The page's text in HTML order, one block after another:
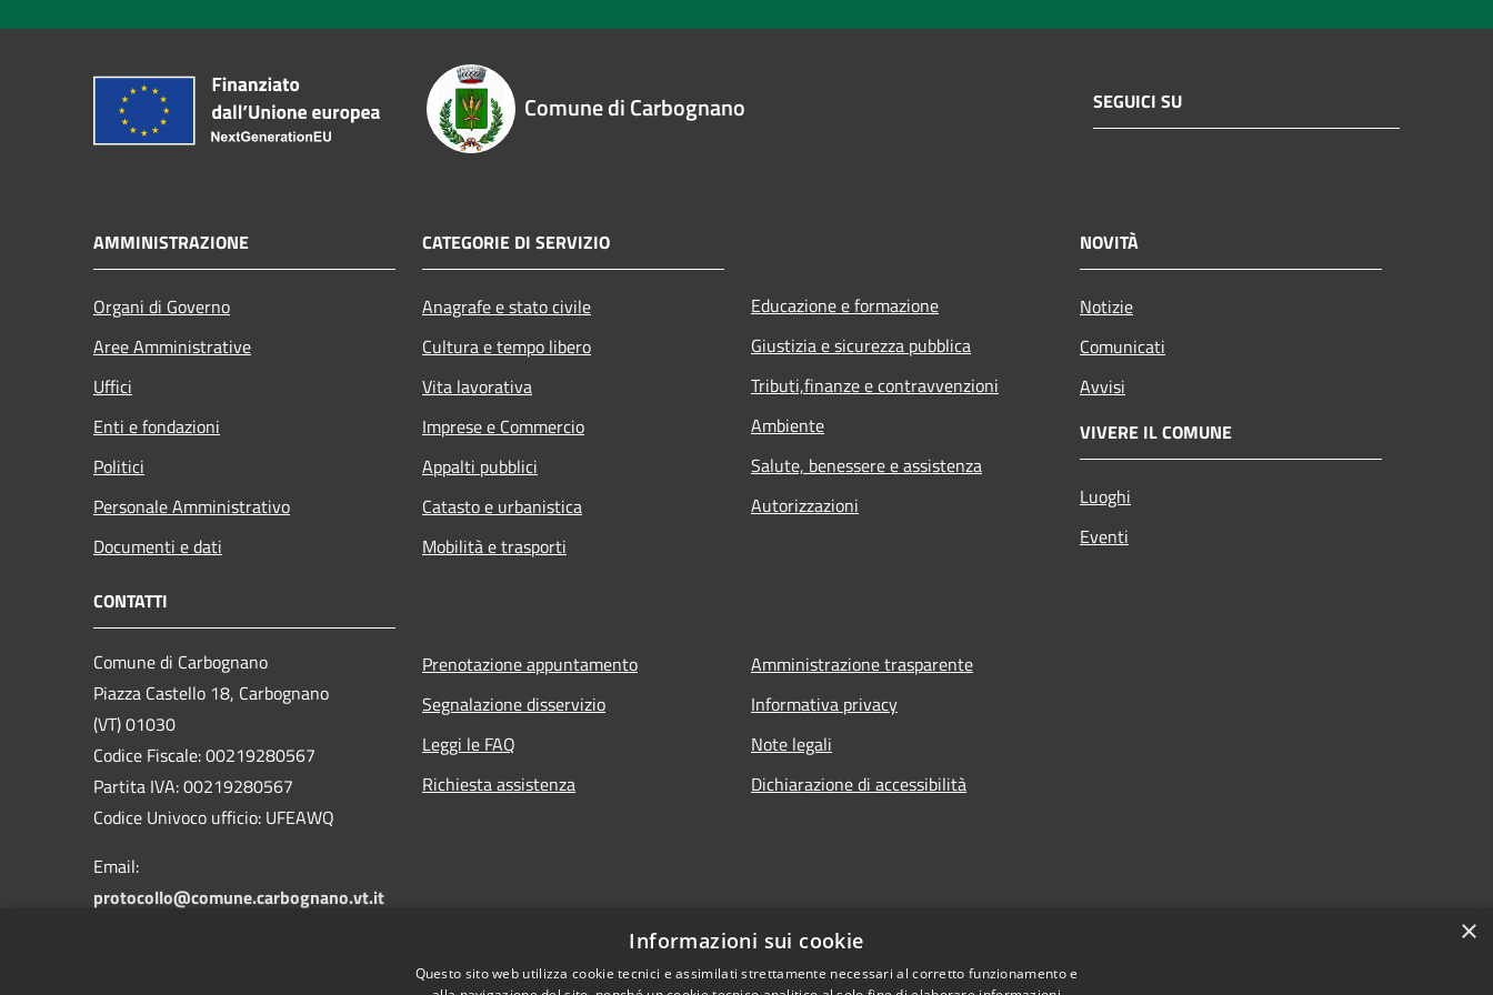
Comune di Carbognano SEGUICI SU
AMMINISTRAZIONE
Organi di Governo
Aree Amministrative
Uffici
Enti e fondazioni
Politici
Personale Amministrativo
Documenti e dati
CATEGORIE DI SERVIZIO
Anagrafe e stato civile
Cultura e tempo libero
Vita lavorativa
Imprese e Commercio
Appalti pubblici
Catasto e urbanistica
Mobilità e trasporti
Educazione e formazione
Giustizia e sicurezza pubblica
Tributi,finanze e contravvenzioni
Ambiente
Salute, benessere e assistenza
Autorizzazioni
NOVITÀ
Notizie
Comunicati
Avvisi
VIVERE IL COMUNE
Luoghi
Eventi
CONTATTI
Comune di Carbognano
Piazza Castello 18, Carbognano
(VT) 01030
Codice Fiscale: 00219280567
Partita IVA: 00219280567
Codice Univoco ufficio: UFEAWQ
Email:
protocollo@comune.carbognano.vt.it
Prenotazione appuntamento
Segnalazione disservizio
Leggi le FAQ
Richiesta assistenza
Amministrazione trasparente
Informativa privacy
Note legali
Dichiarazione di accessibilità
×
Informazioni sui cookie
Questo sito web utilizza cookie tecnici e assimilati strettamente necessari al corretto funzionamento e